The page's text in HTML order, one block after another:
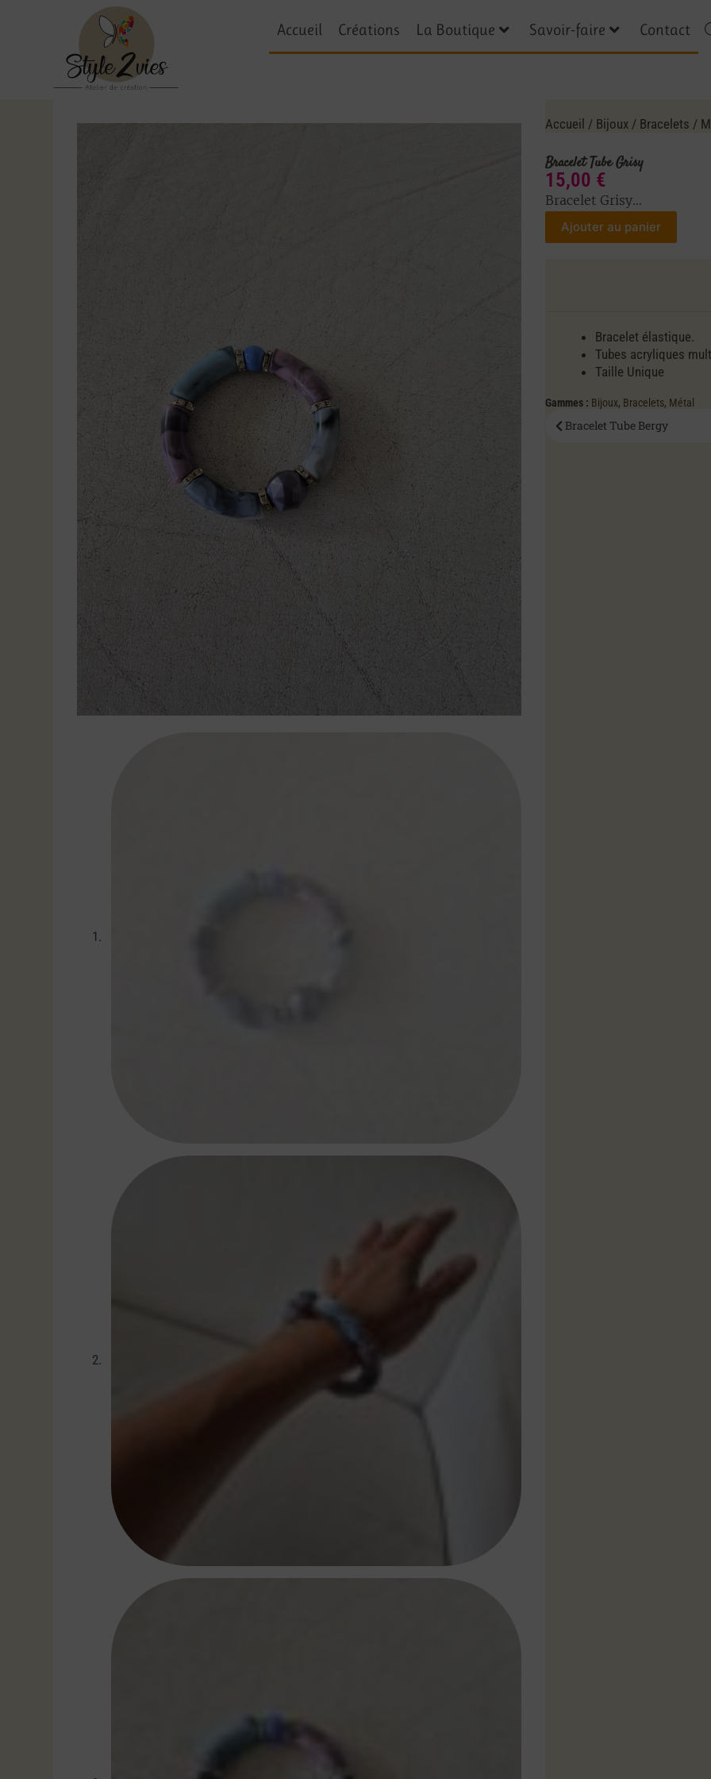
Accueil Créations La Boutique Savoir-faire Contact
Accueil / Bijoux / Bracelets /
Bracelet Tube Grisy
15,00 €
Bracelet Grisy…
Ajouter au panier
Bracelet élastique.
Tubes acryliques
Taille Unique
Gammes : Bijoux, Bracelets, Métal
Bracelet Tube Bergy